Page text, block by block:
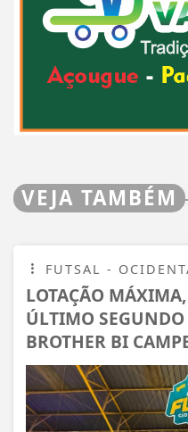
VEJA TAMBÉM
FUTSAL -
LOTAÇÃO
ÚLTIMO
BROTHER BI